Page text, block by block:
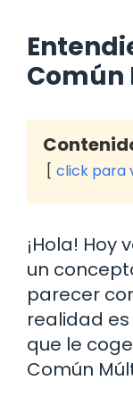
Común
click para
¡Hola! Hoy
un
parecer
realidad
que le
Común